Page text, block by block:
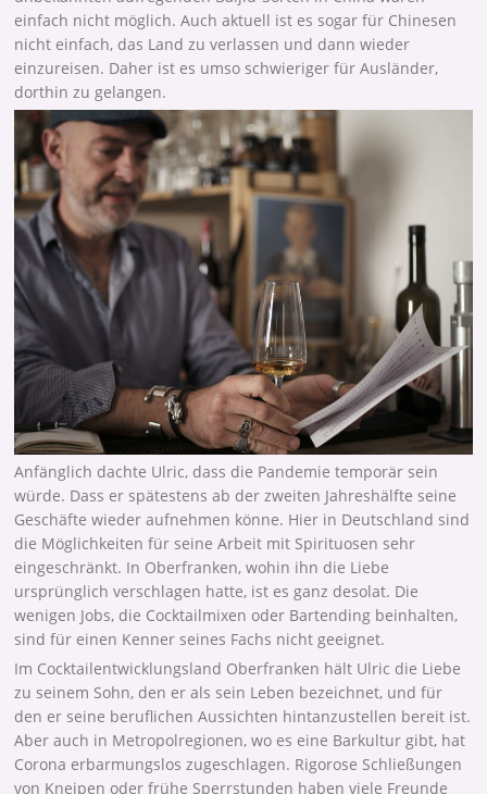
einfach nicht möglich. Auch aktuell ist es sogar für Chinesen
nicht einfach, das Land zu verlassen und dann wieder
einzureisen. Daher ist es umso schwieriger für Ausländer,
dorthin zu gelangen.
Anfänglich dachte Ulric, dass die Pandemie temporär sein
würde. Dass er spätestens ab der zweiten Jahreshälfte seine
Geschäfte wieder aufnehmen könne. Hier in Deutschland sind
die Möglichkeiten für seine Arbeit mit Spirituosen sehr
eingeschränkt. In Oberfranken, wohin ihn die Liebe
ursprünglich verschlagen hatte, ist es ganz desolat. Die
wenigen Jobs, die Cocktailmixen oder Bartending beinhalten,
sind für einen Kenner seines Fachs nicht geeignet.
Im Cocktailentwicklungsland Oberfranken hält Ulric die Liebe
zu seinem Sohn, den er als sein Leben bezeichnet, und für
den er seine beruflichen Aussichten hintanzustellen bereit ist.
Aber auch in Metropolregionen, wo es eine Barkultur gibt, hat
Corona erbarmungslos zugeschlagen. Rigorose Schließungen
von Kneipen oder frühe Sperrstunden haben viele Freunde